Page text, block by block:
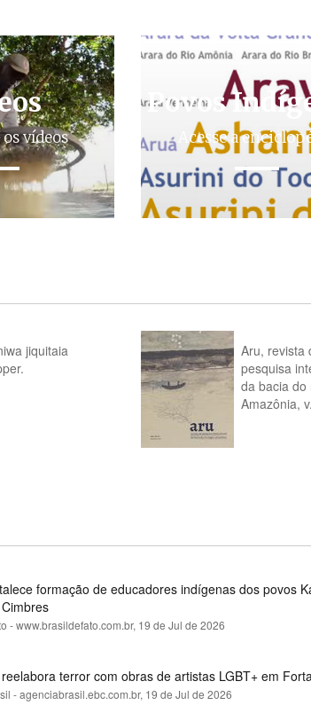
vídeos
Povos
Acesse a
jiquitaia
Aru, revista
pesquisa
da bacia do
Amazônia,
formação de educadores indígenas dos povos
- www.brasildefato.com.br, 19 de Jul de 2026
terror com obras de artistas LGBT+ em
- agenciabrasil.ebc.com.br, 19 de Jul de 2026